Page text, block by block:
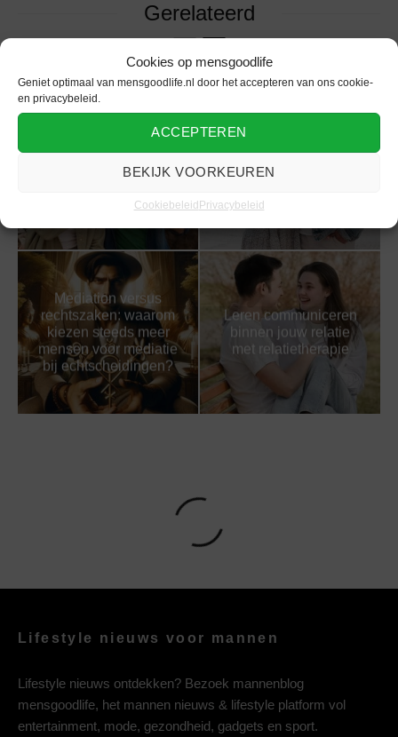
Cookies op mensgoodlife
Geniet optimaal van mensgoodlife.nl door het accepteren van ons cookie-
en privacybeleid.
ACCEPTEREN
BEKIJK VOORKEUREN
CookiebeleidPrivacybeleid
Gerelateerd
Dit zijn de bouwstenen
van een gezonde
afknappers voor
Mediation versus
rechtszaken: waarom
kiezen steeds meer
mensen voor mediatie
bij echtscheidingen?
Leren communiceren
binnen jouw relatie
met relatietherapie
Lifestyle nieuws voor mannen
Lifestyle nieuws ontdekken? Bezoek mannenblog
mensgoodlife, het mannen nieuws & lifestyle platform vol
entertainment, mode, gezondheid, gadgets en sport.